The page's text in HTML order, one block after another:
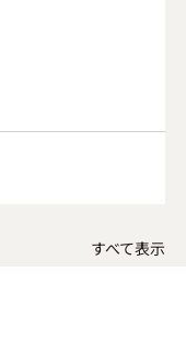
すべて表示